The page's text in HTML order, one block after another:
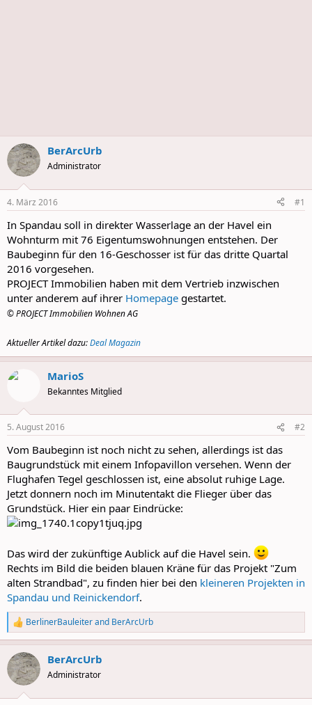
BerArcUrb
Administrator
4. März 2016 #1
In Spandau soll in direkter Wasserlage an der Havel ein
Wohnturm mit 76 Eigentumswohnungen entstehen. Der
Baubeginn für den 16-Geschosser ist für das dritte Quartal
2016 vorgesehen.
PROJECT Immobilien haben mit dem Vertrieb inzwischen
unter anderem auf ihrer Homepage gestartet.
© PROJECT Immobilien Wohnen AG
Aktueller Artikel dazu:Deal Magazin
MarioS
Bekanntes Mitglied
5. August 2016 #2
Vom Baubeginn ist noch nicht zu sehen, allerdings ist das
Baugrundstück mit einem Infopavillon versehen. Wenn der
Flughafen Tegel geschlossen ist, eine absolut ruhige Lage.
Jetzt donnern noch im Minutentakt die Flieger über das
Grundstück. Hier ein paar Eindrücke:
Das wird der zukünftige Aublick auf die Havel sein.
Rechts im Bild die beiden blauen Kräne für das Projekt "Zum
alten Strandbad", zu finden hier bei den kleineren Projekten in
Spandau und Reinickendorf.
R
e
a
c
t
i
BerlinerBauleiterand BerArcUrb
BerArcUrb
Administrator